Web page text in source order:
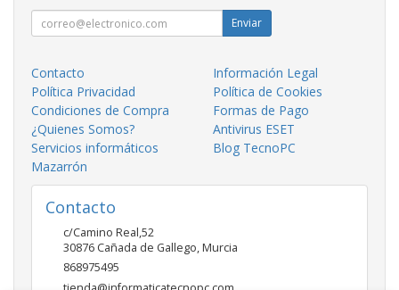
Enviar
Contacto
Información Legal
Política Privacidad
Política de Cookies
Condiciones de Compra
Formas de Pago
¿Quienes Somos?
Antivirus ESET
Servicios informáticos
Mazarrón
Blog TecnoPC
Contacto
c/Camino Real,52
30876 Cañada de Gallego,Murcia
868975495